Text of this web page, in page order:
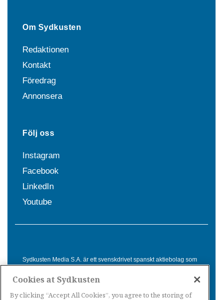
Om Sydkusten
Redaktionen
Kontakt
Föredrag
Annonsera
Följ oss
Instagram
Facebook
LinkedIn
Youtube
Sydkusten Media S.A. är ett svenskdrivet spanskt aktiebolag som
Spanien. Genom nyhetsbevakning av hela Spanien, med bas på
Cookies at Sydkusten
By clicking “Accept All Cookies”, you agree to the storing of